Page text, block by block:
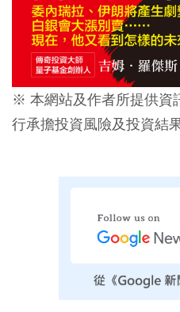
※ 本網站及作者所提供資
行承擔投資風險及投資結果